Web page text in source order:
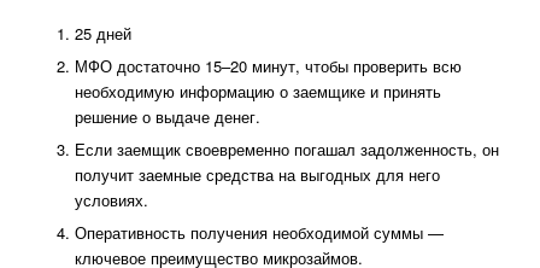
25 дней
МФО достаточно 15–20 минут, чтобы проверить всю
необходимую информацию о заемщике и принять
решение о выдаче денег.
Если заемщик своевременно погашал задолженность, он
получит заемные средства на выгодных для него
условиях.
Оперативность получения необходимой суммы —
ключевое преимущество микрозаймов.